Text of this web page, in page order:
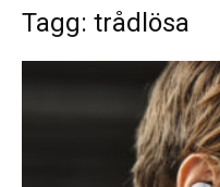
Tagg: trådlösa